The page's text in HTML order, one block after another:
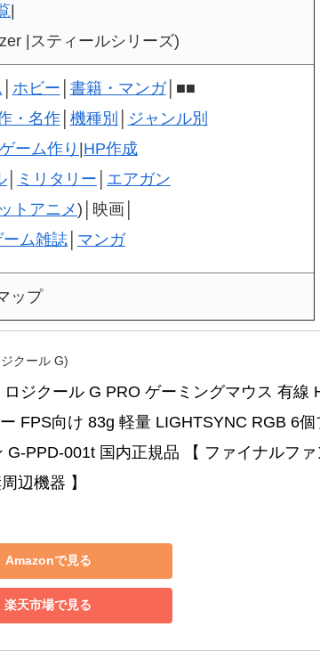
|
|スティールシリーズ)
ホビー 書籍・マンガ│■■
・名作│ 機種別
ジャンル別
ゲーム作り |HP作成
ミリタリー
エアガン
トアニメ)│映画│
ーム雑誌 マンガ
ップ
クール G)
ロジクール G PRO ゲーミングマウス 有線
FPS向け 83g 軽量 LIGHTSYNC RGB 6個
G-PPD-001t 国内正規品 【 ファイナルファ
辺機器 】
Amazonで見る
楽天市場で見る